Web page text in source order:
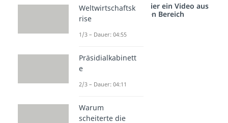
Studyflix vernetzt: Hier ein Video aus
einem anderen Bereich
Weltwirtschaftsk
rise
1/3 – Dauer: 04:55
Präsidialkabinett
e
2/3 – Dauer: 04:11
Warum
scheiterte die